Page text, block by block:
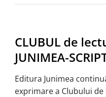
CLUBUL de
JUNIMEA-
Editura Junimea
exprimare a Clubului